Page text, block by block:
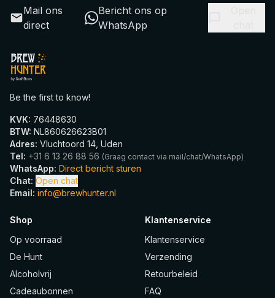
Mail ons
direct
Bericht ons op
WhatsApp
Be the first to know!
KVK: 76448630
BTW: NL860626623B01
Adres: Vluchtoord 14, Uden
Tel: +31 6 13 26 88 56 (Graag contact via mail/chat/WhatsApp)
WhatsApp: Direct bericht sturen
Chat: Open chat
Email: info@brewhunter.nl
Shop
Op voorraad
De Hunt
Alcoholvrij
Cadeaubonnen
Klantenservice
Klantenservice
Verzending
Retourbeleid
FAQ